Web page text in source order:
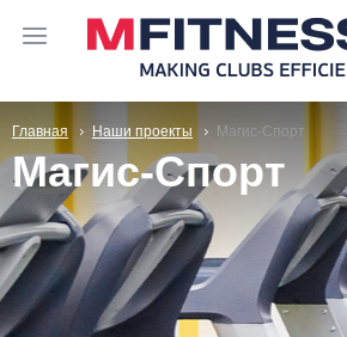
Главная Наши проекты Магис-Спорт
Магис-Спорт